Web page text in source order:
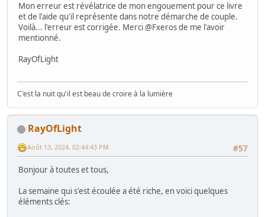
Mon erreur est révélatrice de mon engouement pour ce livre
et de l'aide qu'il représente dans notre démarche de couple.
Voilà... l'erreur est corrigée. Merci @Fxeros de me l'avoir
mentionné.
RayOfLight
C'est la nuit qu'il est beau de croire à la lumière
RayOfLight
#57
Août 13, 2024, 02:44:43 PM
Bonjour à toutes et tous,
La semaine qui s'est écoulée a été riche, en voici quelques
éléments clés: